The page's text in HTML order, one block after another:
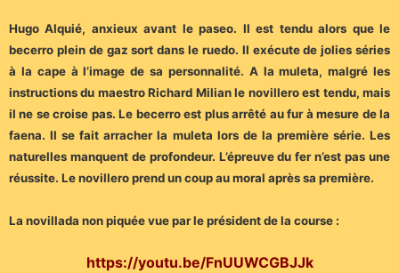
Hugo Alquié, anxieux avant le paseo. Il est tendu alors que le
becerro plein de gaz sort dans le ruedo. Il exécute de jolies séries
à la cape à l’image de sa personnalité. A la muleta, malgré les
instructions du maestro Richard Milian le novillero est tendu, mais
il ne se croise pas. Le becerro est plus arrêté au fur à mesure de la
faena. Il se fait arracher la muleta lors de la première série. Les
naturelles manquent de profondeur. L’épreuve du fer n’est pas une
réussite. Le novillero prend un coup au moral après sa première.
La novillada non piquée vue par le président de la course :
https://youtu.be/FnUUWCGBJJk